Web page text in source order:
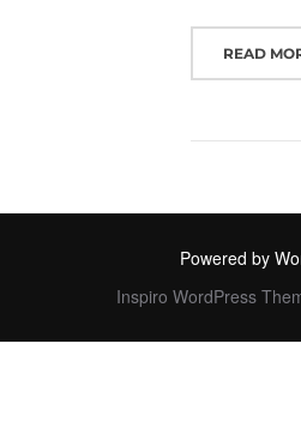
READ
Powered by
Inspiro WordPress